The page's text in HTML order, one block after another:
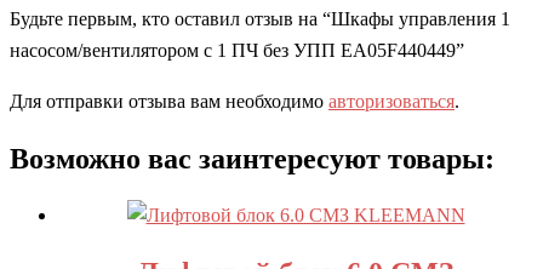
Будьте первым, кто оставил отзыв на “Шкафы управления 1
насосом/вентилятором с 1 ПЧ без УПП EA05F440449”
Для отправки отзыва вам необходимо авторизоваться.
Возможно вас заинтересуют товары: